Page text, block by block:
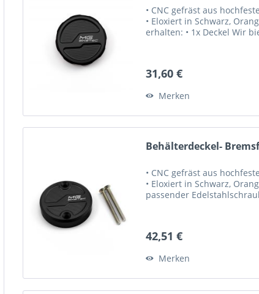
• CNC gefräst aus
• Eloxiert in Schwarz,
erhalten: • 1x Deckel Wir
31,60 €
Merken
Behälterdeckel-
• CNC gefräst aus
• Eloxiert in Schwarz,
passender
42,51 €
Merken